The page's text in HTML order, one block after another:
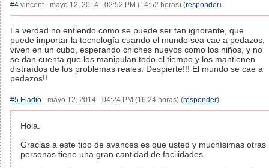
#4 vincent - mayo 12, 2014 - 02:52 PM (14:52 horas) (responder)
La verdad no entiendo como se puede ser tan ignorante, que
puede importar la tecnología cuando el mundo sea cae a pedazos,
viven en un cubo, esperando chiches nuevos como los niños, y no
se dan cuenta que los manipulan todo el tiempo y los mantienen
distraídos de los problemas reales. Despierte!!! El mundo se cae a
pedazos!!
#5 Eladio - mayo 12, 2014 - 04:24 PM (16:24 horas) (responder)
Hola.
Gracias a este tipo de avances es que usted y muchísimas otras
personas tiene una gran cantidad de facilidades.